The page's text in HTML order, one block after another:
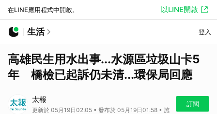
在LINE應用程式中開啟。 以LINE開啟
生活 登入
高雄民生用水出事...水源區垃圾山卡5
年 橋檢已起訴仍未清...環保局回應
太報
更新於 05月19日02:05 • 發布於 05月19日01:58 • 施
訂閱